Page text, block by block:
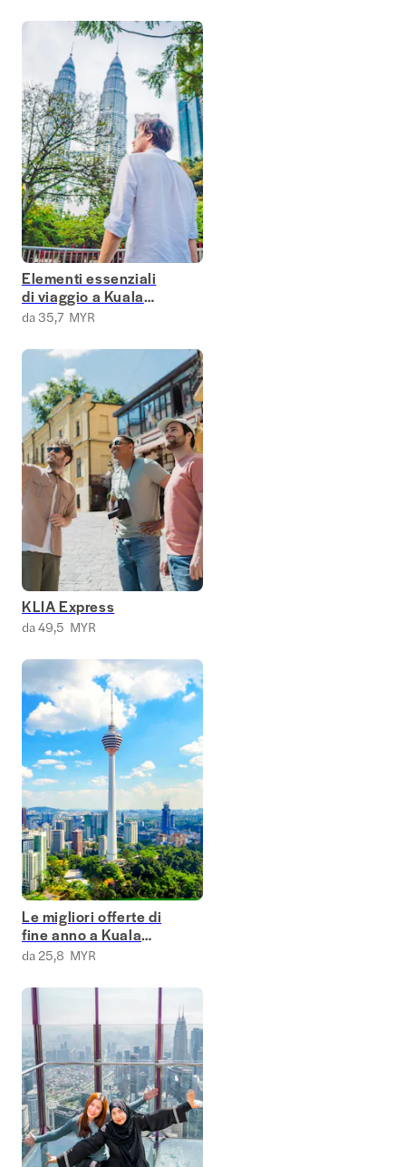
Elementi essenziali
di viaggio a Kuala
Lumpur
da 35,7 MYR
KLIA Express
da 49,5 MYR
Le migliori offerte di
fine anno a Kuala
Lumpur
da 25,8 MYR